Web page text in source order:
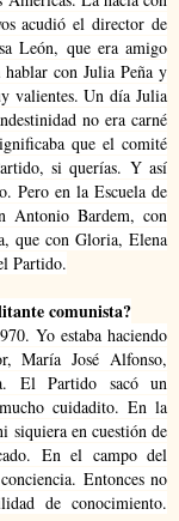
acudió el director de
León, que era amigo
hablar con Julia Peña y
valientes. Un día Julia
no era carné
que el comité
si querías. Y así
Pero en la Escuela de
Antonio Bardem, con
que con Gloria, Elena
Partido.
comunista?
Yo estaba haciendo
María José Alfonso,
El Partido sacó un
cuidadito. En la
siquiera en cuestión de
En el campo del
Entonces no
de conocimiento.